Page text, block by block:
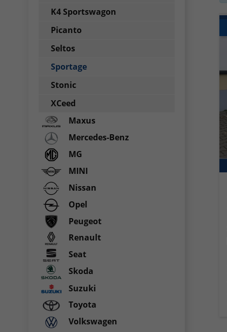
K4 Sportswagon
Picanto
Seltos
Sportage
Stonic
XCeed
Maxus
Mercedes-Benz
MG
MINI
Nissan
Opel
Peugeot
Renault
Seat
Skoda
Suzuki
Toyota
Volkswagen